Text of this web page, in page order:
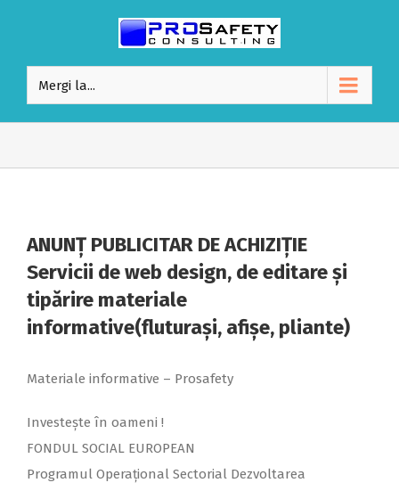
Mergi la...
ANUNŢ PUBLICITAR DE ACHIZIŢIE
Servicii de web design, de editare și
tipărire materiale
informative(fluturași, afișe, pliante)
Materiale informative – Prosafety
Investeşte în oameni !
FONDUL SOCIAL EUROPEAN
Programul Operaţional Sectorial Dezvoltarea